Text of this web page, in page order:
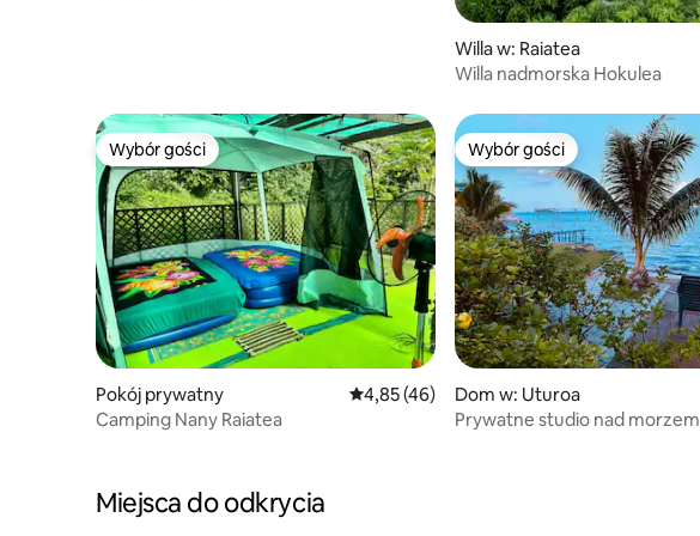
Willa w: Raiatea
Willa nadmorska Hokulea
Wybór gości
Wybór gości
Pokój prywatny Średnia ocena: 4,85 na 5, liczba recenzji: 46
4,85 (46)
Camping Nany Raiatea
Wybór gości
Wybór gości
Dom w: Uturoa
Prywatne studio nad morzem
Miejsca do odkrycia